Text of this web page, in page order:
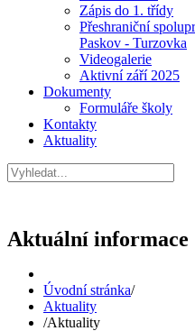
Zápis do 1. třídy
Přeshraniční
Paskov - Turzovka
Videogalerie
Aktivní září 2025
Dokumenty
Formuláře školy
Kontakty
Aktuality
Aktuální informace
Úvodní stránka/
Aktuality
/Aktuality